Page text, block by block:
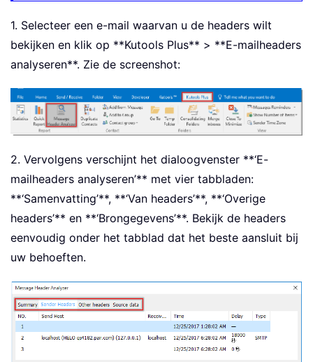
1. Selecteer een e-mail waarvan u de headers wilt
bekijken en klik op **Kutools Plus** > **E-mailheaders
analyseren**. Zie de screenshot:
2. Vervolgens verschijnt het dialoogvenster **‘E-
mailheaders analyseren’** met vier tabbladen:
**‘Samenvatting’**, **‘Van headers’**, **‘Overige
headers’** en **‘Brongegevens’**. Bekijk de headers
eenvoudig onder het tabblad dat het beste aansluit bij
uw behoeften.